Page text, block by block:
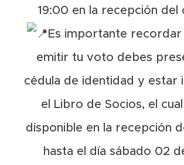
19:00 en la recepción del
Es importante recordar
emitir tu voto debes
cédula de identidad y estar
el Libro de Socios, el
disponible en la recepción
hasta el día sábado 02